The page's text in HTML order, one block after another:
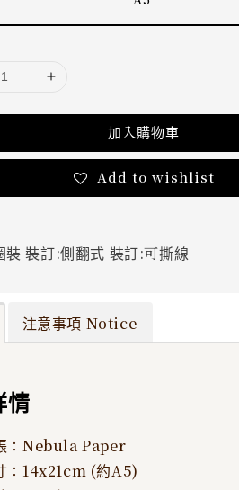
加入購物車
Add to wishlist
裝裝訂:側翻式 裝訂:可撕線
注意事項 Notice
情
：Nebula Paper
：14x21cm (約A5)